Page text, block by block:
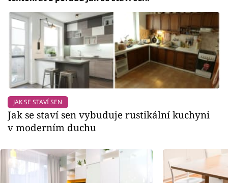
JAK SE STAVÍ SEN
Jak se staví sen vybuduje rustikální kuchyni
v moderním duchu